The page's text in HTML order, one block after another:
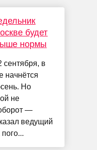
будет
нормы
сентября, в
начнётся
Но
не
—
ведущий